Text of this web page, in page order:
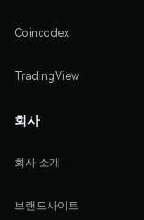
Coincodex
TradingView
회사
회사 소개
브랜드사이트